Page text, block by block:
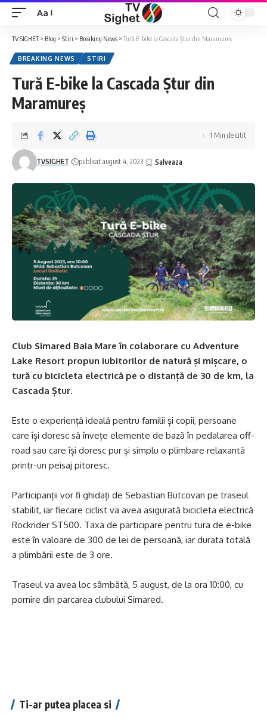
Font
Resizer
Aa
TV SIGHET> Blog > Stiri > Breaking News >Tură E-bike la Cascada Ștur din Maramureș
BREAKING NEWS STIRI
Tură E-bike la Cascada Ștur din
Maramureș
TVSIGHET publicat august 4, 2023
1 Min de citit
Club Simared Baia Mare în colaborare cu Adventure
Lake Resort propun iubitorilor de natură și mișcare, o
tură cu bicicleta electrică pe o distanță de 30 de km, la
Cascada Ștur.
Este o experiență ideală pentru familii și copii, persoane
care își doresc să învețe elemente de bază în pedalarea off-
road sau care își doresc pur și simplu o plimbare relaxantă
printr-un peisaj pitoresc.
Participanții vor fi ghidați de Sebastian Butcovan pe traseul
stabilit, iar fiecare ciclist va avea asigurată bicicleta electrică
Rockrider ST500. Taxa de participare pentru tura de e-bike
este în valoare de 300 de lei de persoană, iar durata totală
a plimbării este de 3 ore.
Traseul va avea loc sâmbătă, 5 august, de la ora 10:00, cu
pornire din parcarea clubului Simared.
Ti-ar putea placea si